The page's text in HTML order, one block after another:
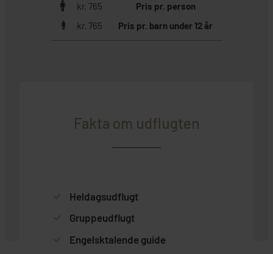
Pris pr. person
kr. 765
Pris pr. barn under 12 år
kr. 765
Fakta om udflugten
Heldagsudflugt
Gruppeudflugt
Engelsktalende guide